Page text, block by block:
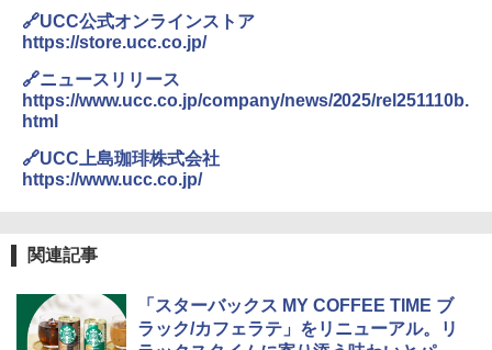
🔗UCC公式オンラインストア
https://store.ucc.co.jp/
🔗ニュースリリース
https://www.ucc.co.jp/company/news/2025/rel251110b.
html
🔗UCC上島珈琲株式会社
https://www.ucc.co.jp/
関連記事
「スターバックス MY COFFEE TIME ブ
ラック/カフェラテ」をリニューアル。リ